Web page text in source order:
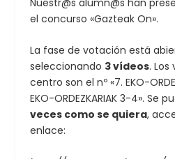
Nuestr@s alumn@s han
el concurso «Gazteak On».
La fase de votación está
seleccionando 3 vídeos. Los
centro son el nº «7. EKO-
EKO-ORDEZKARIAK 3-4». Se
veces como se quiera,
enlace: